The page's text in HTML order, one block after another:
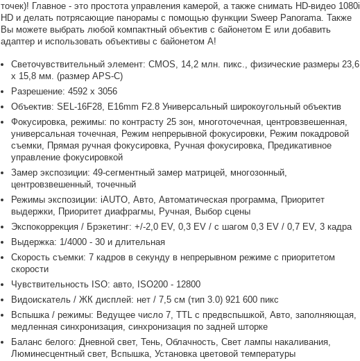
точек)! Главное - это простота управления камерой, а также снимать HD-видео 1080i
HD и делать потрясающие панорамы с помощью функции Sweep Panorama. Также
Вы можете выбрать любой компактный объектив с байонетом E или добавить
адаптер и использовать объективы с байонетом А!
Светочувствительный элемент: CMOS, 14,2 млн. пикс., физические размеры 23,6
x 15,8 мм. (размер APS-C)
Разрешение: 4592 x 3056
Объектив: SEL-16F28, E16mm F2.8 Универсальный широкоугольный объектив
Фокусировка, режимы: по контрасту 25 зон, многоточечная, центровзвешенная,
универсальная точечная, Режим непрерывной фокусировки, Режим покадровой
съемки, Прямая ручная фокусировка, Ручная фокусировка, Предикативное
управление фокусировкой
Замер экспозиции: 49-сегментный замер матрицей, многозонный,
центровзвешенный, точечный
Режимы экспозиции: iAUTO, Авто, Автоматическая программа, Приоритет
выдержки, Приоритет диафрагмы, Ручная, Выбор сцены
Экспокоррекция / Брэкетинг: +/-2,0 EV, 0,3 EV / с шагом 0,3 EV / 0,7 EV, 3 кадра
Выдержка: 1/4000 - 30 и длительная
Скорость съемки: 7 кадров в секунду в непрерывном режиме с приоритетом
скорости
Чувствительность ISO: авто, ISO200 - 12800
Видоискатель / ЖК дисплей: нет / 7,5 см (тип 3.0) 921 600 пикс
Вспышка / режимы: Ведущее число 7, TTL с предвспышкой, Авто, заполняющая,
медленная синхронизация, синхронизация по задней шторке
Баланс белого: Дневной свет, Тень, Облачность, Свет лампы накаливания,
Люминесцентный свет, Вспышка, Установка цветовой температуры